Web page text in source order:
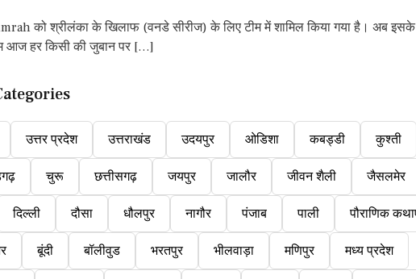
को श्रीलंका के खिलाफ (वनडे सीरीज) के लिए टीम में शामिल किया गया है। अब
आज हर किसी की जुबान पर […]
उत्तर प्रदेश उत्तराखंड उदयपुर ओडिशा कबड्डी कुश्ती
चुरू छत्तीसगढ़ जयपुर जालौर जीवन शैली जैसलमेर
दिल्ली दौसा धौलपुर नागौर पंजाब पाली पौराणिक
बूंदी बॉलीवुड भरतपुर भीलवाड़ा मणिपुर मध्य प्रदेश